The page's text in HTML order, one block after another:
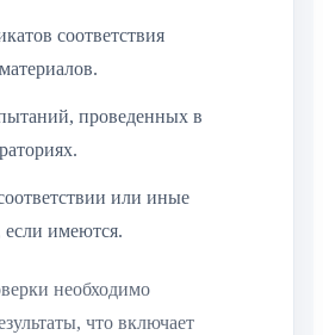
соответствия
проведенных в
или иные
если имеются.
необходимо
что включает